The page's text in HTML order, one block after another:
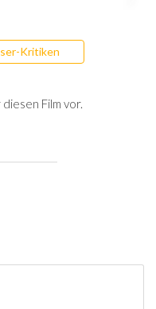
Kritiken
Film vor.